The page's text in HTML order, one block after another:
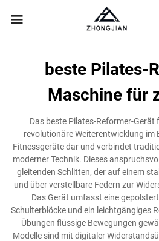
beste Pilates-
Maschine für
Das beste Pilates-Reformer-Gerät
revolutionäre Weiterentwicklung im
Fitnessgeräte dar und verbindet
moderner Technik. Dieses
gleitenden Schlitten, der auf einem
und über verstellbare Federn zur
Das Gerät umfasst eine
Schulterblöcke und ein leichtgängiges
Übungen flüssige Bewegungen
Modelle sind mit digitaler